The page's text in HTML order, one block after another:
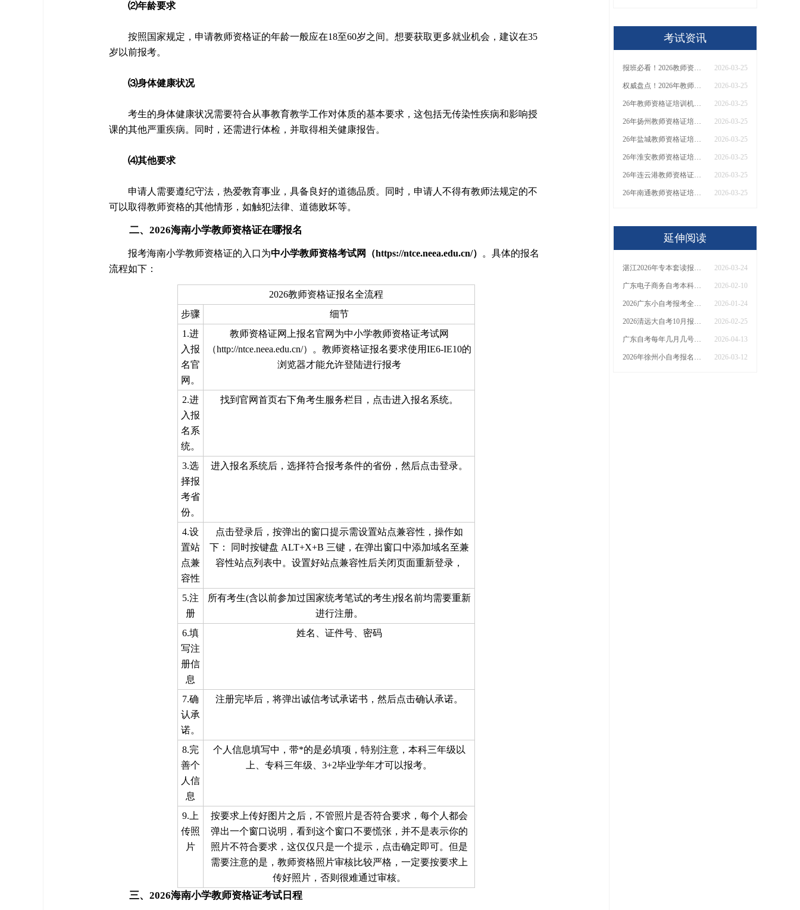
⑵年龄要求
按照国家规定，申请教师资格证的年龄一般应在18至60岁之间。想要获取更多就业机会，建议在35
岁以前报考。
⑶身体健康状况
考生的身体健康状况需要符合从事教育教学工作对体质的基本要求，这包括无传染性疾病和影响授
课的其他严重疾病。同时，还需进行体检，并取得相关健康报告。
⑷其他要求
申请人需要遵纪守法，热爱教育事业，具备良好的道德品质。同时，申请人不得有教师法规定的不
可以取得教师资格的其他情形，如触犯法律、道德败坏等。
二、2026海南小学教师资格证在哪报名
报考海南小学教师资格证的入口为中小学教师资格考试网（https://ntce.neea.edu.cn/）
。具体的报名
流程如下：
2026教师资格证报名全流程
步骤
细节
1.进
入报
名官
网。
教师资格证网上报名官网为中小学教师资格证考试网
（http://ntce.neea.edu.cn/）。教师资格证报名要求使用IE6-IE10的
浏览器才能允许登陆进行报考
2.进
入报
名系
统。
找到官网首页右下角考生服务栏目，点击进入报名系统。
3.选
择报
考省
份。
进入报名系统后，选择符合报考条件的省份，然后点击登录。
4.设
置站
点兼
容性
点击登录后，按弹出的窗口提示需设置站点兼容性，操作如
下： 同时按键盘 ALT+X+B 三键，在弹出窗口中添加域名至兼
容性站点列表中。设置好站点兼容性后关闭页面重新登录，
5.注
册
所有考生(含以前参加过国家统考笔试的考生)报名前均需要重新
进行注册。
6.填
写注
册信
息
姓名、证件号、密码
7.确
认承
诺。
注册完毕后，将弹出诚信考试承诺书，然后点击确认承诺。
8.完
善个
人信
息
个人信息填写中，带*的是必填项，特别注意，本科三年级以
上、专科三年级、3+2毕业学年才可以报考。
9.上
传照
片
按要求上传好图片之后，不管照片是否符合要求，每个人都会
弹出一个窗口说明，看到这个窗口不要慌张，并不是表示你的
照片不符合要求，这仅仅只是一个提示，点击确定即可。但是
需要注意的是，教师资格照片审核比较严格，一定要按要求上
传好照片，否则很难通过审核。
三、2026海南小学教师资格证考试日程
考试资讯
报班必看！2026教师资格证报考培训班推荐榜TOP5！ 2026-03-25
权威盘点！2026年教师资格证十大知名机构排名与选择全攻略 2026-03-25
26年教师资格证培训机构哪个好？值得推荐有？ 2026-03-25
26年扬州教师资格证培训机构哪个好？值得推荐有？ 2026-03-25
26年盐城教师资格证培训机构哪个好？值得推荐有？ 2026-03-25
26年淮安教师资格证培训机构哪个好？值得推荐有？ 2026-03-25
26年连云港教师资格证培训机构哪个好？值得推荐有？ 2026-03-25
26年南通教师资格证培训机构哪个好？值得推荐有？ 2026-03-25
延伸阅读
湛江2026年专本套读报名官网、学费及报考条件 2026-03-24
广东电子商务自考本科（2026）开考课程+报名指南 2026-02-10
2026广东小自考报考全流程详解（从注册到报考一步步指南） 2026-01-24
2026清远大自考10月报名时间今日公布 2026-02-25
广东自考每年几月几号？附报考流程！ 2026-04-13
2026年徐州小自考报名地址+联系方式 2026-03-12